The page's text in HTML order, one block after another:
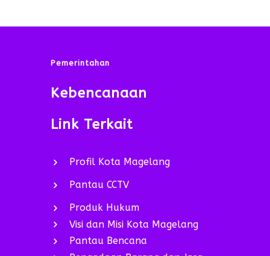
Pemerintahan
Kebencanaan
Link Terkait
Profil Kota Magelang
Pantau CCTV
Produk Hukum
Visi dan Misi Kota Magelang
Pantau Bencana